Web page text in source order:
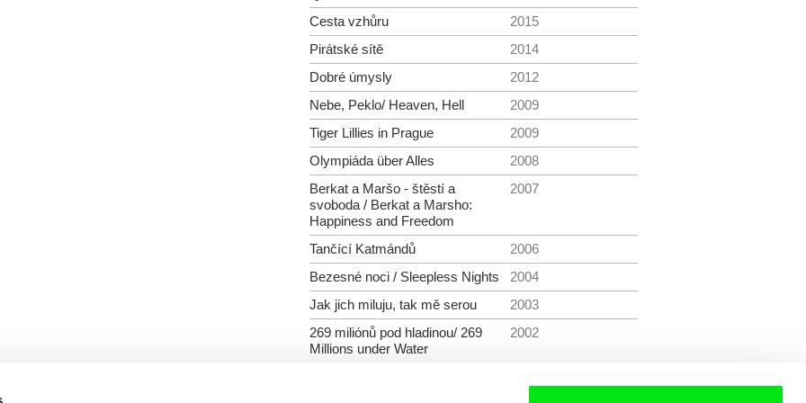
Cesta vzhůru
2015
Pirátské sítě
2014
Dobré úmysly
2012
Nebe, Peklo/ Heaven, Hell
2009
Tiger Lillies in Prague
2009
Olympiáda über Alles
2008
Berkat a Maršo - štěstí a
svoboda / Berkat a Marsho:
Happiness and Freedom
2007
Tančící Katmándů
2006
Bezesné noci / Sleepless Nights
2004
Jak jich miluju, tak mě serou
2003
269 miliónů pod hladinou/ 269
Millions under Water
2002